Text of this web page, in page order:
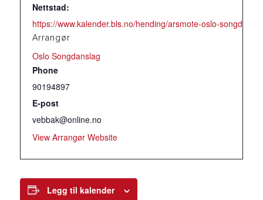
Nettstad:
https://www.kalender.bls.no/hending/arsmote-oslo-
Arrangør
Oslo Songdanslag
Phone
90194897
E-post
vebbak@online.no
View Arrangør Website
Legg til kalender